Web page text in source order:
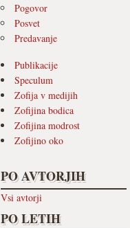
Pogovor
Posvet
Predavanje
Publikacije
Speculum
Zofija v medijih
Zofijina bodica
Zofijina modrost
Zofijino oko
PO AVTORJIH
Vsi avtorji
PO LETIH